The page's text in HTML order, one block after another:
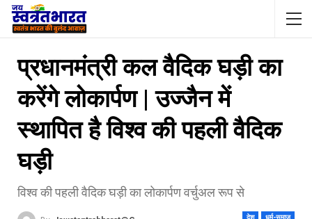
प्रधानमंत्री कल वैदिक घड़ी का
करेंगे लोकार्पण | उज्जैन में
स्थापित है विश्व की पहली वैदिक
घड़ी
विश्व की पहली वैदिक घड़ी का लोकार्पण वर्चुअल रूप से
देश धर्म-समाज